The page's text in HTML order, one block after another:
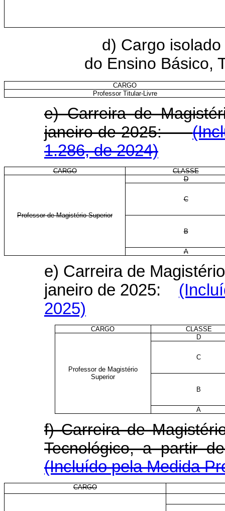
d) Cargo
do Ensino Básico,
CARGO
Professor Titular-Livre
e) Carreira de
janeiro de 2025:
1.286, de 2024)
CARGO CLASSE
Professor de Magistério Superior
D
C
B
A
e) Carreira de
janeiro de 2025:
2025)
CARGO CLASSE
Professor de Magistério
Superior
D
C
B
A
f) Carreira de
Tecnológico, a
(Incluído pela Medida
CARGO